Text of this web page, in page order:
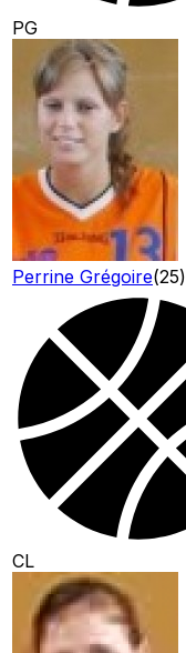
PG
Perrine Grégoire(25)
CL